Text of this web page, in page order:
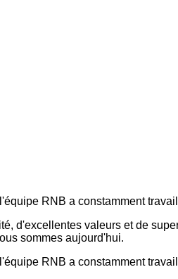
RNB a constamment
d'excellentes valeurs et de
sommes aujourd'hui.
RNB a constamment